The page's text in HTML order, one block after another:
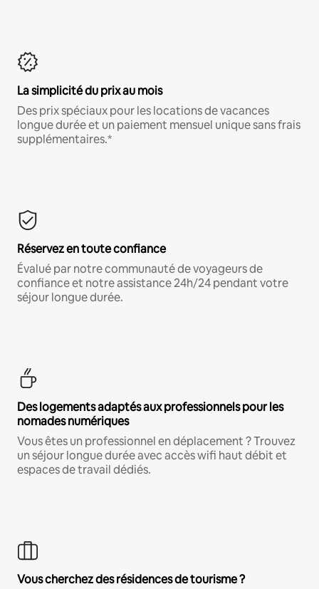
La simplicité du prix au mois
Des prix spéciaux pour les locations de vacances
longue durée et un paiement mensuel unique sans frais
supplémentaires.*
Réservez en toute confiance
Évalué par notre communauté de voyageurs de
confiance et notre assistance 24h/24 pendant votre
séjour longue durée.
Des logements adaptés aux professionnels pour les
nomades numériques
Vous êtes un professionnel en déplacement ? Trouvez
un séjour longue durée avec accès wifi haut débit et
espaces de travail dédiés.
Vous cherchez des résidences de tourisme ?